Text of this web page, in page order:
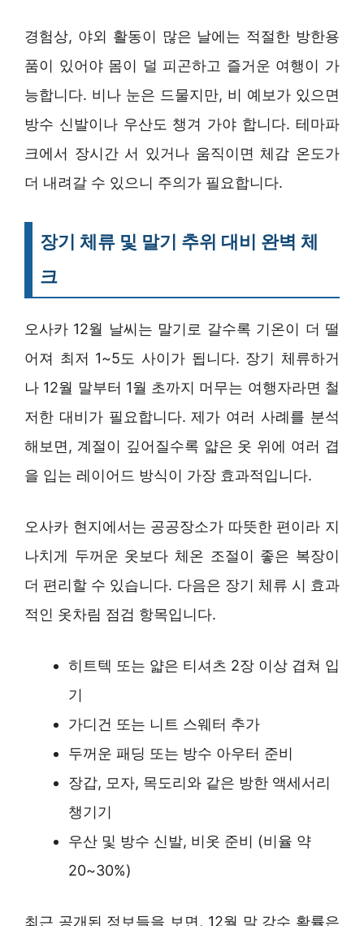
경험상, 야외 활동이 많은 날에는 적절한 방한용
품이 있어야 몸이 덜 피곤하고 즐거운 여행이 가
능합니다. 비나 눈은 드물지만, 비 예보가 있으면
방수 신발이나 우산도 챙겨 가야 합니다. 테마파
크에서 장시간 서 있거나 움직이면 체감 온도가
더 내려갈 수 있으니 주의가 필요합니다.
장기 체류 및 말기 추위 대비 완벽 체
크
오사카 12월 날씨는 말기로 갈수록 기온이 더 떨
어져 최저 1~5도 사이가 됩니다. 장기 체류하거
나 12월 말부터 1월 초까지 머무는 여행자라면 철
저한 대비가 필요합니다. 제가 여러 사례를 분석
해보면, 계절이 깊어질수록 얇은 옷 위에 여러 겹
을 입는 레이어드 방식이 가장 효과적입니다.
오사카 현지에서는 공공장소가 따뜻한 편이라 지
나치게 두꺼운 옷보다 체온 조절이 좋은 복장이
더 편리할 수 있습니다. 다음은 장기 체류 시 효과
적인 옷차림 점검 항목입니다.
히트텍 또는 얇은 티셔츠 2장 이상 겹쳐 입
기
가디건 또는 니트 스웨터 추가
두꺼운 패딩 또는 방수 아우터 준비
장갑, 모자, 목도리와 같은 방한 액세서리
챙기기
우산 및 방수 신발, 비옷 준비 (비율 약
20~30%)
최근 공개된 정보들을 보면, 12월 말 강수 확률은